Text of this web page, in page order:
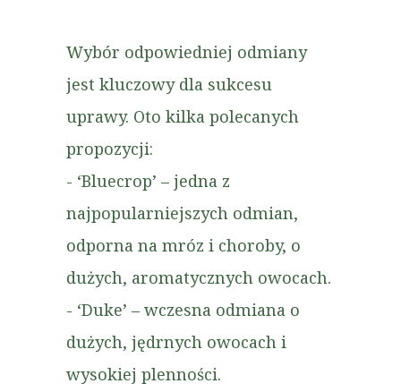
Wybór odpowiedniej odmiany
jest kluczowy dla sukcesu
uprawy. Oto kilka polecanych
propozycji:
- ‘Bluecrop’ – jedna z
najpopularniejszych odmian,
odporna na mróz i choroby, o
dużych, aromatycznych owocach.
- ‘Duke’ – wczesna odmiana o
dużych, jędrnych owocach i
wysokiej plenności.